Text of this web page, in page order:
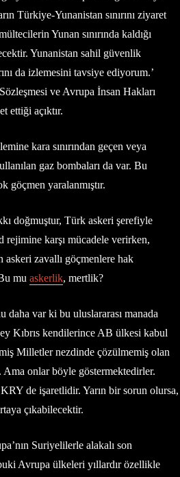
Türkiye-Yunanistan sınırını ziyaret
Yunan sınırında kaldığı
Yunanistan sahil güvenlik
da izlemesini tavsiye ediyorum.’
ve Avrupa İnsan Hakları
ettiği açıktır.
kara sınırından geçen veya
gaz bombaları da var. Bu
göçmen yaralanmıştır.
doğmuştur, Türk askeri şerefiyle
rejimine karşı mücadele verirken,
askeri zavallı göçmenlere hak
mu askerlik, mertlik?
daha var ki bu uluslararası manada
Kıbrıs kendilerince AB ülkesi kabul
Milletler nezdinde çözülmemiş olan
Ama onlar böyle göstermektedirler.
de işaretlidir. Yarın bir sorun olursa,
çıkabilecektir.
Suriyelilerle alakalı son
Avrupa ülkeleri yıllardır özellikle